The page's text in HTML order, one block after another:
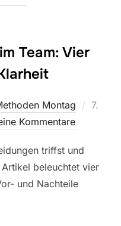
Team: Vier
Montag
7.
Kommentare
triffst und
beleuchtet vier
und Nachteile